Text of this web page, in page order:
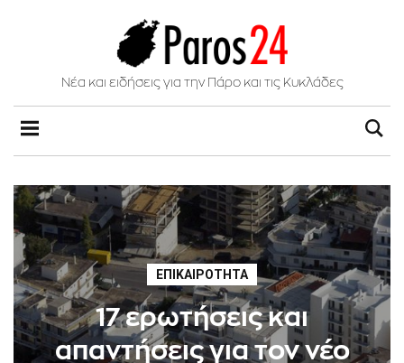
Νέα και ειδήσεις για την Πάρο και τις Κυκλάδες
ΕΠΙΚΑΙΡΌΤΗΤΑ
17 ερωτήσεις και
απαντήσεις για τον νέο